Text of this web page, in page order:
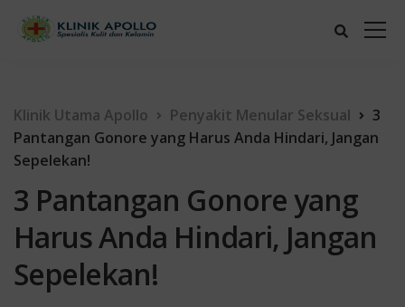
Klinik Utama Apollo Penyakit Menular Seksual
3
Pantangan Gonore yang Harus Anda Hindari, Jangan
Sepelekan!
3 Pantangan Gonore yang
Harus Anda Hindari, Jangan
Sepelekan!